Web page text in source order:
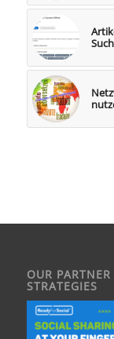
OUR
STRATEGIES